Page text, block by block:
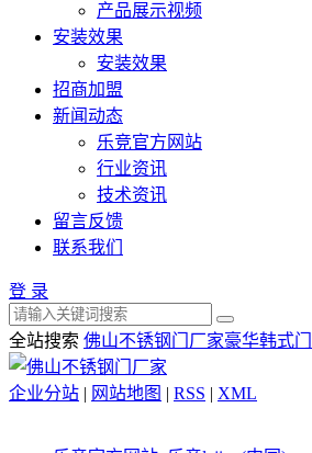
产品展示视频
安装效果
安装效果
招商加盟
新闻动态
乐竞官方网站
行业资讯
技术资讯
留言反馈
联系我们
登 录
全站搜索 佛山不锈钢门厂家豪华韩式门
企业分站 | 网站地图 | RSS | XML